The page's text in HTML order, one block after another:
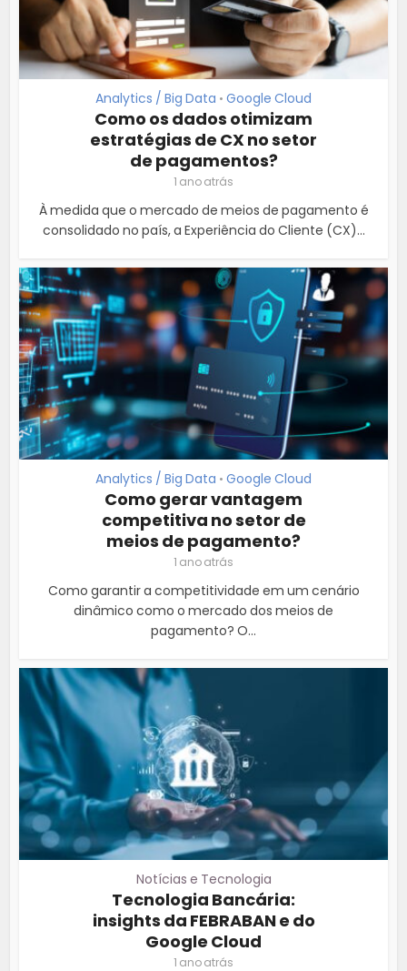
Analytics / Big Data • Google Cloud
Como os dados otimizam
estratégias de CX no setor
de pagamentos?
1 ano atrás
À medida que o mercado de meios de pagamento é
consolidado no país, a Experiência do Cliente (CX)...
Analytics / Big Data • Google Cloud
Como gerar vantagem
competitiva no setor de
meios de pagamento?
1 ano atrás
Como garantir a competitividade em um cenário
dinâmico como o mercado dos meios de
pagamento? O...
Notícias e Tecnologia
Tecnologia Bancária:
insights da FEBRABAN e do
Google Cloud
1 ano atrás